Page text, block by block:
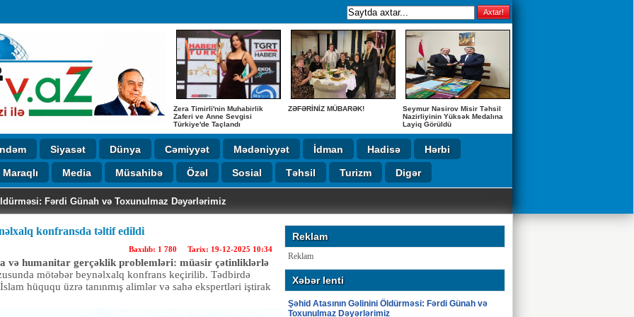
Zera Timirli'nin Muhabirlik
Zaferi ve Anne Sevgisi
Türkiye'de Taçlandı
ZƏFƏRİNİZ MÜBARƏK!
Seymur Nəsirov Misir Təhsil
Nazirliyinin Yüksək Medalına
Layiq Görüldü
Siyasət Dünya Cəmiyyət Mədəniyyət İdman Hadisə Hərbi
Maraqlı Media Müsahibə Özəl Sosial Təhsil Turizm Digər
Fərdi Günah və Toxunulmaz Dəyərlərimiz
Yaradıcılıq Gecəsində
təhsilə verilən böyük önəm
KURTARAN AZERBAYCAN ASILLI SABRİNA h. MESLEĞİ DOKTORMUŞ!
Dəyərlər və Şirvandan Anadoluya Uzanan Tarixi Köklər
FƏXRİ
Nəsirov beynəlxalq konfransda təltif edildi
ve Anne Sevgisi Türkiye'de Taçlandı
Taleyi: Anası 33 İl Gözlədi, Məzarı Görmədən Dünyasını Dəyişdi
Reklam
Reklam
Xəbər lenti
Şəhid Atasının Gəlinini Öldürməsi: Fərdi Günah və
Toxunulmaz Dəyərlərimiz
konfransda təltif edildi
Baxılıb: 1 780 Tarix: 19-12-2025 10:34
və humanitar gerçəklik problemləri: müasir çətinliklərlə
mötəbər beynəlxalq konfrans keçirilib. Tədbirdə
hüququ üzrə tanınmış alimlər və sahə ekspertləri iştirak